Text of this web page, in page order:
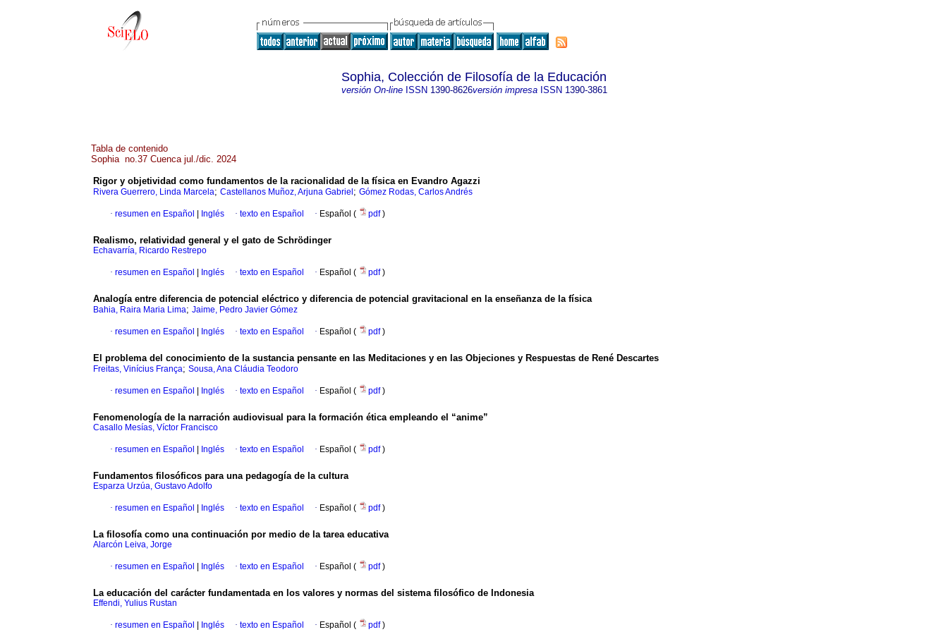
Sophia, Colección de Filosofía de la Educación
versión On-lineISSN 1390-8626versión impresaISSN 1390-3861
Tabla de contenido
Sophia no.37 Cuenca jul./dic. 2024
Rigor y objetividad como fundamentos de la racionalidad de la física en Evandro Agazzi
Rivera Guerrero, Linda Marcela; Castellanos Muñoz, Arjuna Gabriel ; Gómez Rodas, Carlos Andrés
· resumen en Español Inglés · texto en Español · Español ( pdf)
Realismo, relatividad general y el gato de Schrödinger
Echavarría, Ricardo Restrepo
· resumen en Español Inglés · texto en Español · Español ( pdf)
Analogía entre diferencia de potencial eléctrico y diferencia de potencial gravitacional en la enseñanza de la física
Bahia, Raira Maria Lima; Jaime, Pedro Javier Gómez
· resumen en Español Inglés · texto en Español · Español ( pdf)
El problema del conocimiento de la sustancia pensante en las Meditaciones y en las Objeciones y Respuestas de René Descartes
Freitas, Vinícius França; Sousa, Ana Cláudia Teodoro
· resumen en Español Inglés · texto en Español · Español ( pdf)
Fenomenología de la narración audiovisual para la formación ética empleando el “anime”
Casallo Mesías, Víctor Francisco
· resumen en Español Inglés · texto en Español · Español ( pdf)
Fundamentos filosóficos para una pedagogía de la cultura
Esparza Urzúa, Gustavo Adolfo
· resumen en Español Inglés · texto en Español · Español ( pdf)
La filosofía como una continuación por medio de la tarea educativa
Alarcón Leiva, Jorge
· resumen en Español Inglés · texto en Español · Español ( pdf)
La educación del carácter fundamentada en los valores y normas del sistema filosófico de Indonesia
Effendi, Yulius Rustan
· resumen en Español Inglés · texto en Español · Español ( pdf)